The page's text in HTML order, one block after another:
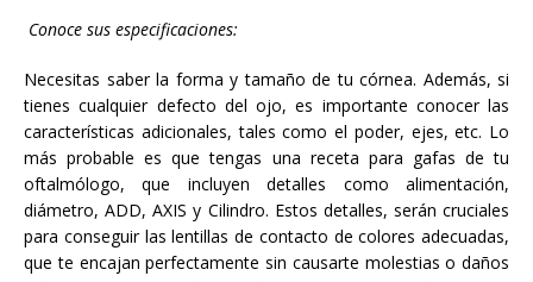
Conoce sus especificaciones:
Necesitas saber la forma y tamaño de tu córnea. Además, si
tienes cualquier defecto del ojo, es importante conocer las
características adicionales, tales como el poder, ejes, etc. Lo
más probable es que tengas una receta para gafas de tu
oftalmólogo, que incluyen detalles como alimentación,
diámetro, ADD, AXIS y Cilindro. Estos detalles, serán cruciales
para conseguir las lentillas de contacto de colores adecuadas,
que te encajan perfectamente sin causarte molestias o daños